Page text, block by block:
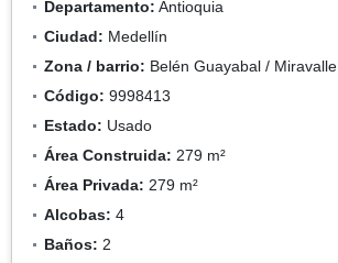
Departamento: Antioquia
Ciudad: Medellín
Zona / barrio: Belén Guayabal / Miravalle
Código: 9998413
Estado: Usado
Área Construida: 279 m²
Área Privada: 279 m²
Alcobas: 4
Baños: 2